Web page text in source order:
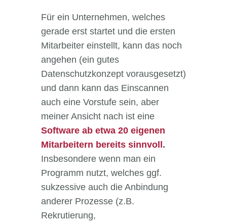
Für ein Unternehmen, welches
gerade erst startet und die ersten
Mitarbeiter einstellt, kann das noch
angehen (ein gutes
Datenschutzkonzept vorausgesetzt)
und dann kann das Einscannen
auch eine Vorstufe sein, aber
meiner Ansicht nach ist eine
Software ab etwa 20 eigenen
Mitarbeitern bereits sinnvoll .
Insbesondere wenn man ein
Programm nutzt, welches ggf.
sukzessive auch die Anbindung
anderer Prozesse (z.B.
Rekrutierung,